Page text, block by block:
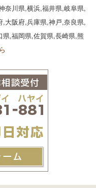
奈川県,横浜,福井県,岐阜県,
大阪府,兵庫県,神戸,奈良県,
,福岡県,佐賀県,長崎県,熊